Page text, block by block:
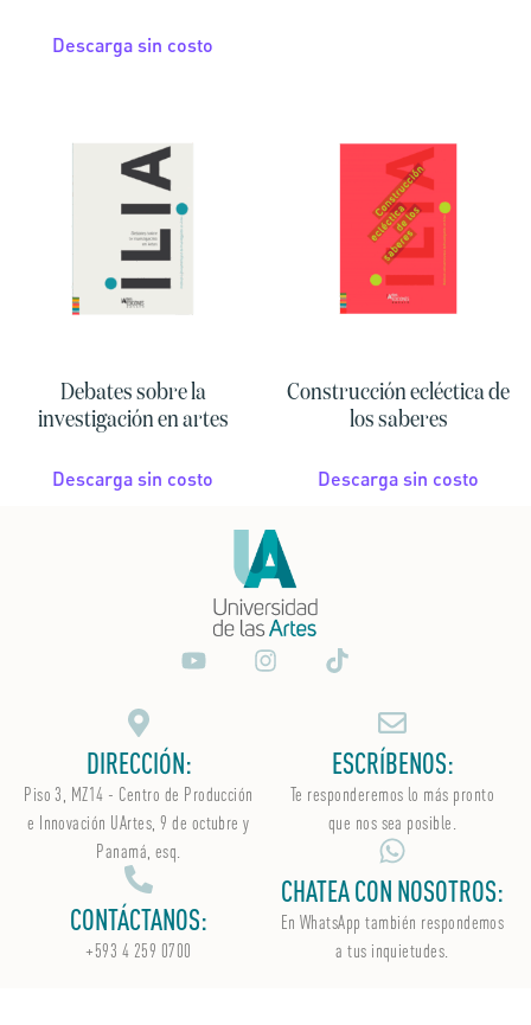
Descarga sin costo
Debates sobre la
investigación en artes
Descarga sin costo
Construcción ecléctica de
los saberes
Descarga sin costo
DIRECCIÓN:
Piso 3, MZ14 - Centro de Producción
e Innovación UArtes, 9 de octubre y
Panamá, esq.
CONTÁCTANOS:
+593 4 259 0700
ESCRÍBENOS:
Te responderemos lo más pronto
que nos sea posible.
CHATEA CON NOSOTROS:
En WhatsApptambién respondemos
a tus inquietudes.